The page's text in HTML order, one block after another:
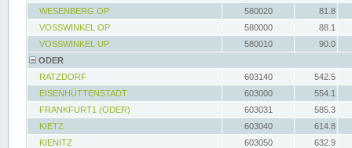
WESENBERG OP
580020
81.8
VOSSWINKEL OP
580000
88.1
VOSSWINKEL UP
580010
90.0
ODER
RATZDORF
603140
542.5
EISENHÜTTENSTADT
603000
554.1
FRANKFURT1 (ODER)
603031
585.3
KIETZ
603040
614.8
KIENITZ
603050
632.9